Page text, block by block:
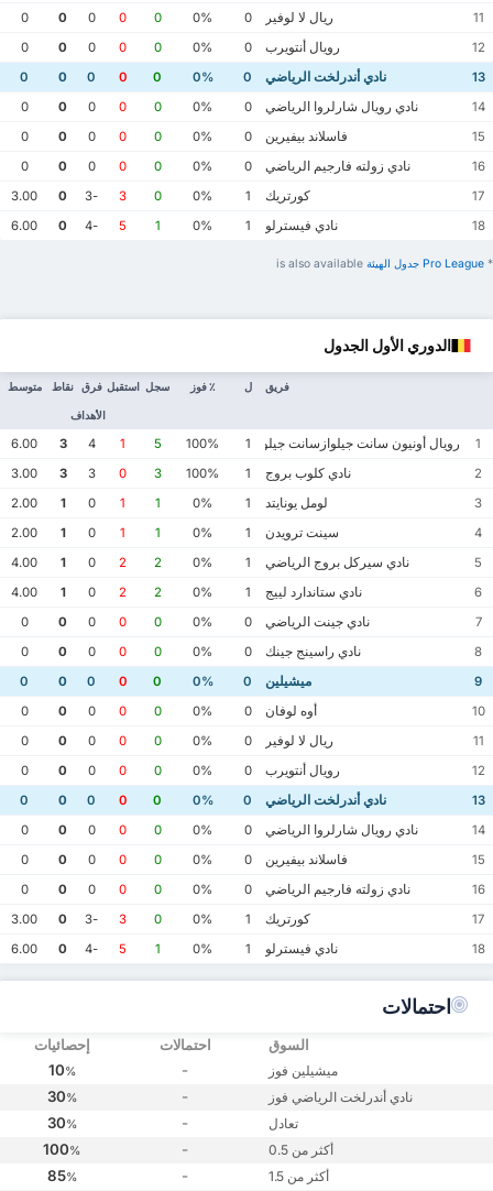
11
ريال لا لوفير 0
0%
0
0
0
0
0
12
رويال أنتويرب 0
0%
0
0
0
0
0
13
نادي أندرلخت الرياضي 0
0%
0
0
0
0
0
14
نادي رويال شارلروا الرياضي 0
0%
0
0
0
0
0
15
فاسلاند بيفيرين 0
0%
0
0
0
0
0
16
نادي زولته فارجيم الرياضي 0
0%
0
0
0
0
0
17
كورتريك 1
0%
0
3
-3
0
3.00
18
نادي فيسترلو 1
0%
1
5
-4
0
6.00
* Pro League ‏جدول الهيئة
الدوري الأول الجدول
فريق ل ٪ فوز سجل استقبل فرق
الأهداف
نقاط متوسط
1 رويال أونيون سانت جيلوازسانت جيلواز 1
100%
5
1
4
3
6.00
2
نادي كلوب بروج 1
100%
3
0
3
3
3.00
3
لومل يونايتد 1
0%
1
1
0
1
2.00
4
سينت ترويدن 1
0%
1
1
0
1
2.00
5
نادي سيركل بروج الرياضي 1
0%
2
2
0
1
4.00
6
نادي ستاندارد لييج 1
0%
2
2
0
1
4.00
7
نادي جينت الرياضي 0
0%
0
0
0
0
0
8
نادي راسينج جينك 0
0%
0
0
0
0
0
9
ميشيلين 0
0%
0
0
0
0
0
10
أوه لوفان 0
0%
0
0
0
0
0
11
ريال لا لوفير 0
0%
0
0
0
0
0
12
رويال أنتويرب 0
0%
0
0
0
0
0
13
نادي أندرلخت الرياضي 0
0%
0
0
0
0
0
14
نادي رويال شارلروا الرياضي 0
0%
0
0
0
0
0
15
فاسلاند بيفيرين 0
0%
0
0
0
0
0
16
نادي زولته فارجيم الرياضي 0
0%
0
0
0
0
0
17
كورتريك 1
0%
0
3
-3
0
3.00
18
نادي فيسترلو 1
0%
1
5
-4
0
6.00
احتمالات
السوق احتمالات إحصائيات
ميشيلين فوز -
10%
نادي أندرلخت الرياضي فوز -
30%
تعادل -
30%
أكثر من 0.5 -
100%
أكثر من 1.5 -
85%